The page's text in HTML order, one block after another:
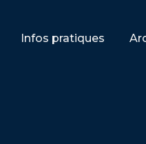
Infos pratiques